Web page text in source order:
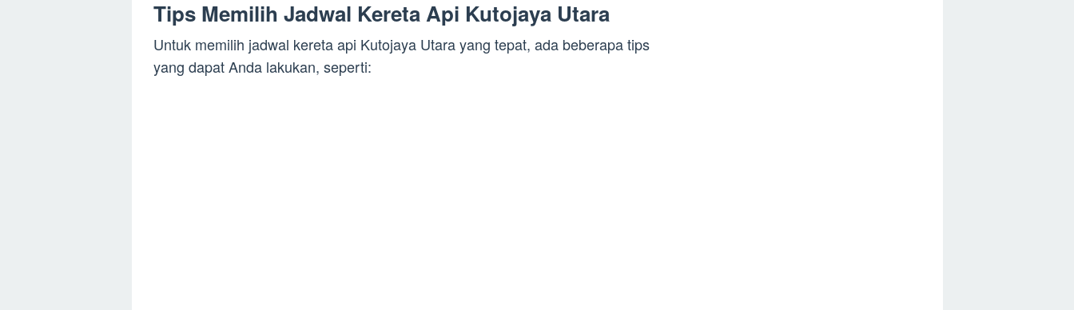
Tips Memilih Jadwal Kereta Api Kutojaya Utara
Untuk memilih jadwal kereta api Kutojaya Utara yang tepat, ada beberapa tips
yang dapat Anda lakukan, seperti: